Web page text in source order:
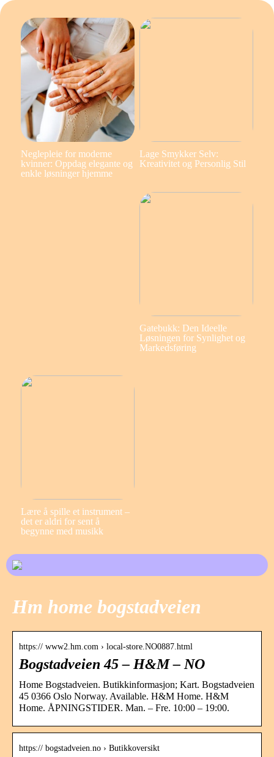
Neglepleie for moderne
kvinner: Oppdag elegante og
enkle løsninger hjemme
Lage Smykker Selv:
Kreativitet og Personlig Stil
Gatebukk: Den Ideelle
Løsningen for Synlighet og
Markedsføring
Lære å spille et instrument –
det er aldri for sent å
begynne med musikk
Hm home bogstadveien
https:// www2.hm.com › local-store.NO0887.html
Bogstadveien 45 – H&M – NO
Home Bogstadveien. Butikkinformasjon; Kart. Bogstadveien
45 0366 Oslo Norway. Available. H&M Home. H&M
Home. ÅPNINGSTIDER. Man. – Fre. 10:00 – 19:00.
https:// bogstadveien.no › Butikkoversikt